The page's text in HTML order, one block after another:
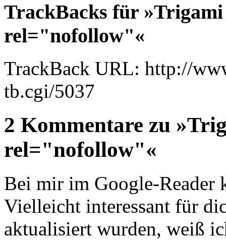
TrackBacks für
rel="nofollow"«
TrackBack URL: http://
tb.cgi/5037
2 Kommentare zu
rel="nofollow"«
Bei mir im Google-Reader
Vielleicht interessant für
aktualisiert wurden, weiß